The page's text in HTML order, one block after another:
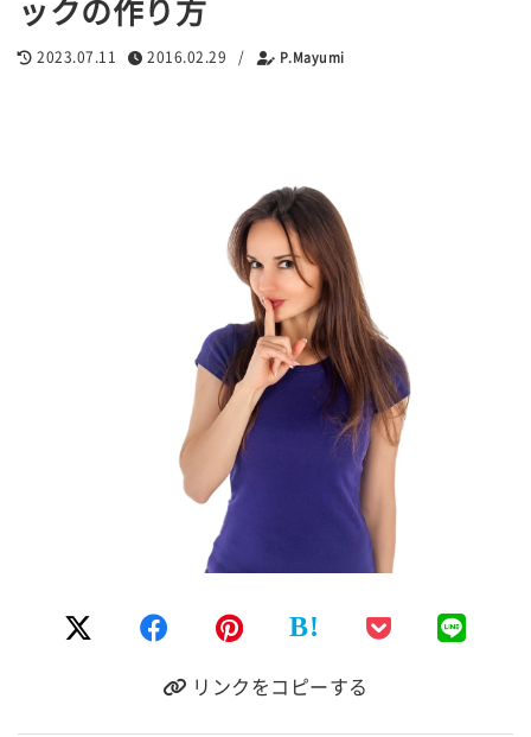
ックの作り方
2023.07.11 2016.02.29 / P.Mayumi
B!
リンクをコピーする